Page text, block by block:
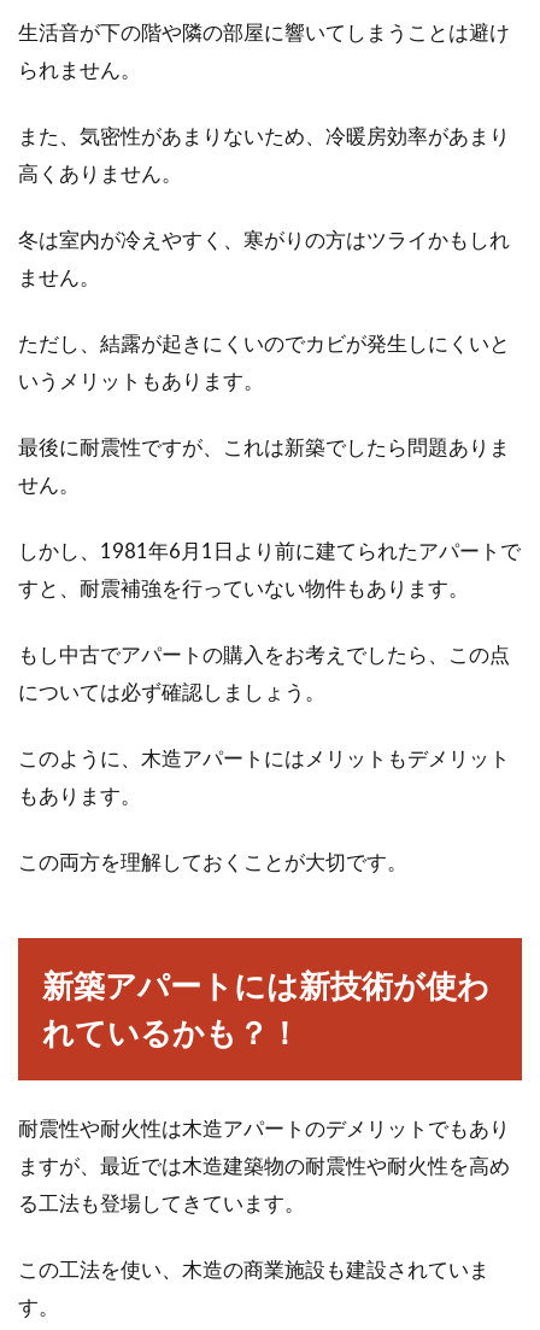
あります。...
賃貸アパートを経営したい！建物を
アパートなどの経営で家賃収入を望んでいるの
有しているの...
却が強制！なぜ法人と違う
と、法...
賃貸アパートに付けられる鍵の種類
賃貸アパート、マンションにお住まいの方で、
生活音が下の階や隣の部屋に響いてしまうことは避け
られません。
また、気密性があまりないため、冷暖房効率があまり
高くありません。
冬は室内が冷えやすく、寒がりの方はツライかもしれ
ません。
ただし、結露が起きにくいのでカビが発生しにくいと
いうメリットもあります。
最後に耐震性ですが、これは新築でしたら問題ありま
せん。
しかし、1981年6月1日より前に建てられたアパートで
すと、耐震補強を行っていない物件もあります。
もし中古でアパートの購入をお考えでしたら、この点
については必ず確認しましょう。
このように、木造アパートにはメリットもデメリット
もあります。
この両方を理解しておくことが大切です。
新築アパートには新技術が使わ
れているかも？！
耐震性や耐火性は木造アパートのデメリットでもあり
ますが、最近では木造建築物の耐震性や耐火性を高め
る工法も登場してきています。
この工法を使い、木造の商業施設も建設されていま
す。